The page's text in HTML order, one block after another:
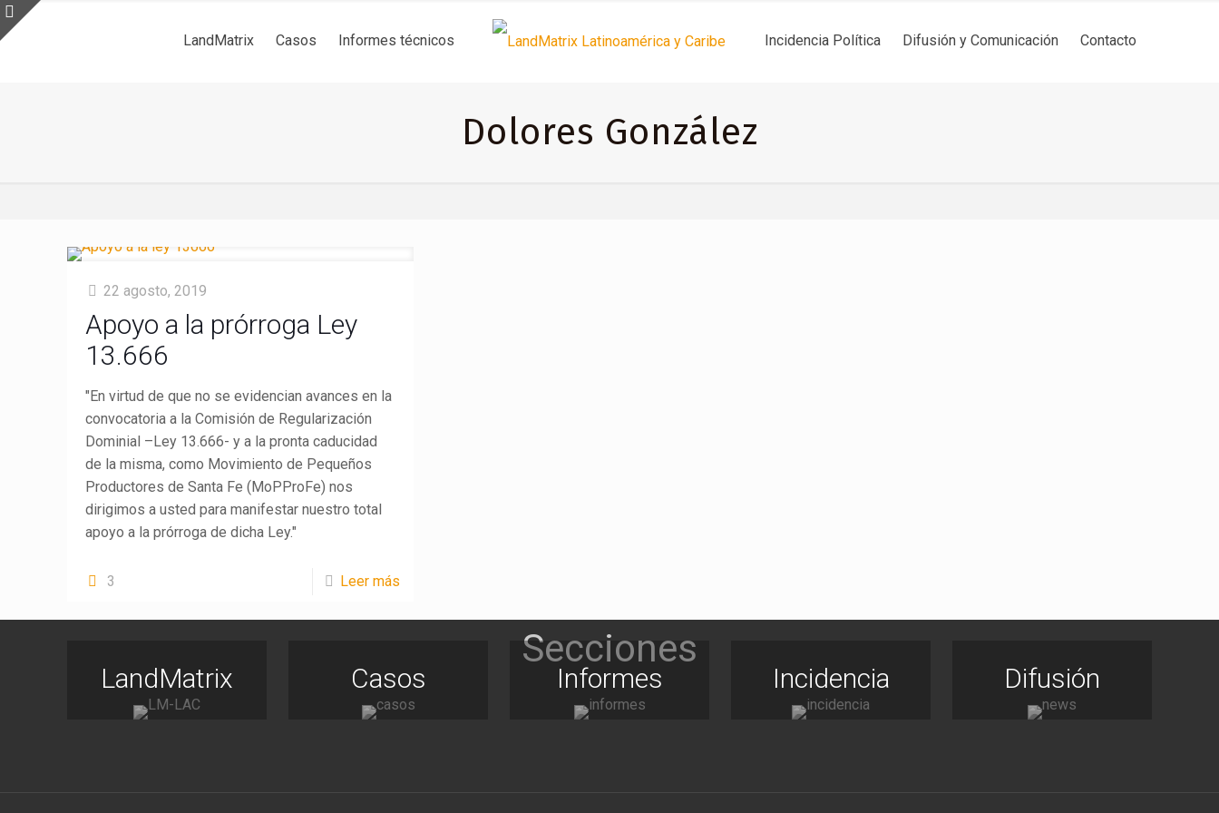
LandMatrix Casos Informes técnicos Incidencia Política Difusión y Comunicación Contacto
Dolores González
22 agosto, 2019
Apoyo a la prórroga Ley
13.666
"En virtud de que no se evidencian avances en la
convocatoria a la Comisión de Regularización
Dominial –Ley 13.666- y a la pronta caducidad
de la misma, como Movimiento de Pequeños
Productores de Santa Fe (MoPProFe) nos
dirigimos a usted para manifestar nuestro total
apoyo a la prórroga de dicha Ley."
3 Leer más
LandMatrix Casos Informes Incidencia Difusión